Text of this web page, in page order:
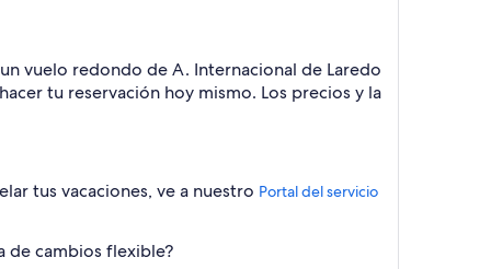
vuelo redondo de A. Internacional de Laredo
tu reservación hoy mismo. Los precios y la
tus vacaciones, ve a nuestro Portal del servicio
de cambios flexible?